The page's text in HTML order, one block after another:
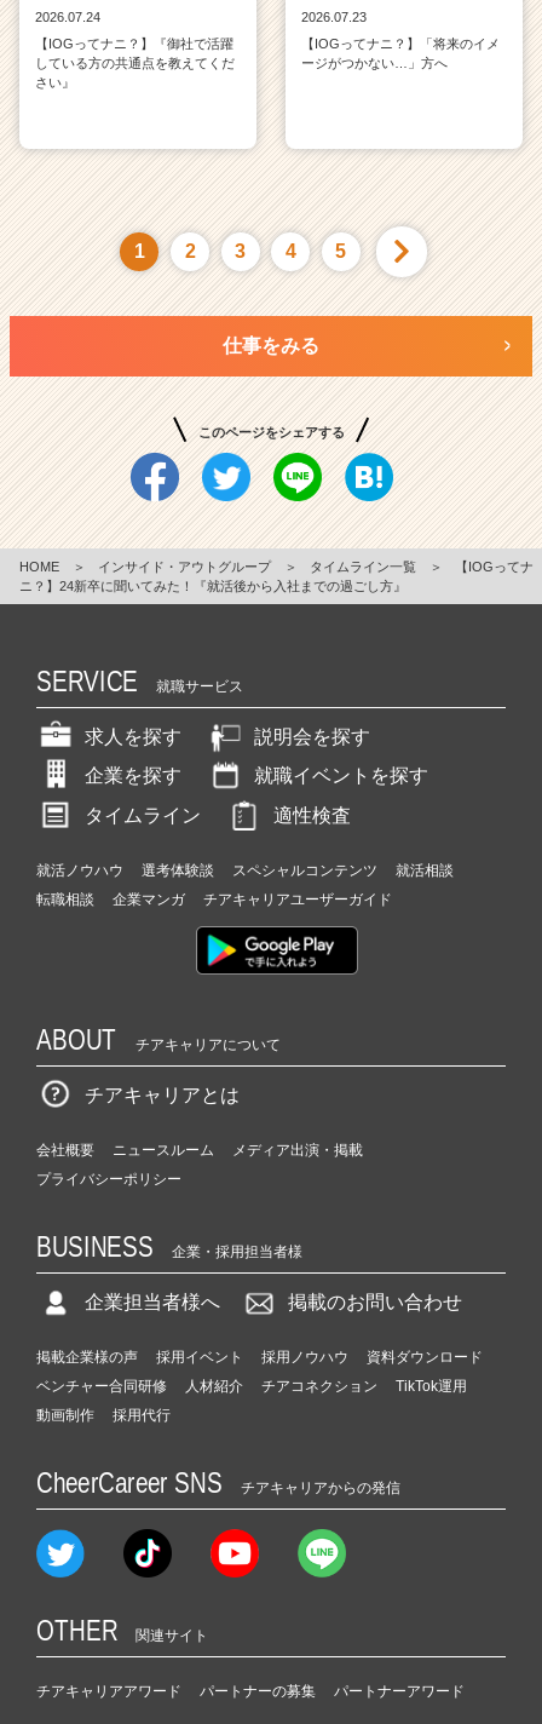
2026.07.24
【IOGってナニ？】『御社で活躍
している方の共通点を教えてくだ
さい』
2026.07.23
【IOGってナニ？】「将来のイメ
ージがつかない…」方へ
1 2 3 4 5
仕事をみる
このページをシェアする
HOME ＞ インサイド・アウトグループ ＞ タイムライン一覧 ＞
【IOGってナ
ニ？】24新卒に聞いてみた！『就活後から入社までの過ごし方』
SERVICE 就職サービス
求人を探す
説明会を探す
企業を探す
就職イベントを探す
タイムライン
適性検査
就活ノウハウ 選考体験談 スペシャルコンテンツ
就活相談
転職相談
企業マンガ チアキャリアユーザーガイド
ABOUT チアキャリアについて
チアキャリアとは
会社概要 ニュースルーム
メディア出演・掲載
プライバシーポリシー
BUSINESS 企業・採用担当者様
企業担当者様へ 掲載のお問い合わせ
掲載企業様の声 採用イベント 採用ノウハウ
資料ダウンロード
ベンチャー合同研修
人材紹介 チアコネクション
TikTok運用
動画制作
採用代行
CheerCareer SNS チアキャリアからの発信
OTHER 関連サイト
チアキャリアアワード パートナーの募集 パートナーアワード